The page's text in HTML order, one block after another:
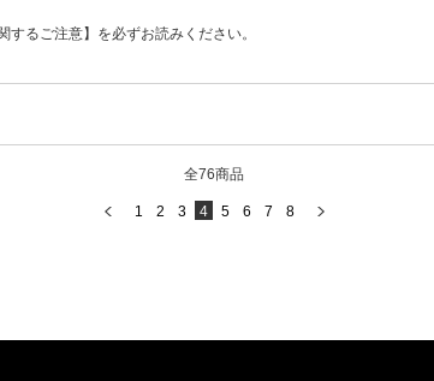
するご注意】を必ずお読みください。
全76商品
1 2 3 4 5 6 7 8